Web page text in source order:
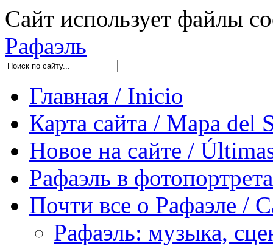
Сайт использует файлы
Рафаэль
Главная / Inicio
Карта сайта / Mapa del
Новое на сайте /
Рафаэль в
Почти все о Рафаэле /
Рафаэль: музыка,